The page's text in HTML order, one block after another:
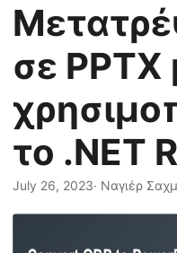
π
λ
ο
γ
η
σ
η
ς
σε PPTX
το .NET
July 26, 2023· Ναγιέρ